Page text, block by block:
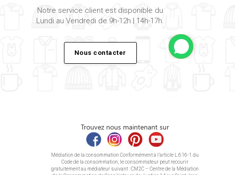
Notre service client est disponible du
Lundi au Vendredi de 9h-12h | 14h-17h.
Nous contacter
Trouvez nous maintenant sur
Médiation de la consommation Conformément à l’article L.616-1 du
Code de la consommation, le consommateur peut recourir
gratuitement au médiateur suivant : CM2C – Centre de la Médiation